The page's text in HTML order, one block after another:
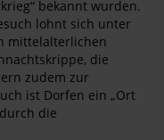
bekannt wurden.
lohnt sich unter
mittelalterlichen
die
zudem zur
ist Dorfen ein „Ort
die